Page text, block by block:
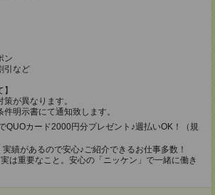
ン
引など
が異なります。
明示書にて通知致します。
QUOカード2000円分プレゼント♪週払いOK！（規
績があるので安心♪ご紹介できるお仕事多数！
は重要なこと。安心の「ニッケン」で一緒に働き